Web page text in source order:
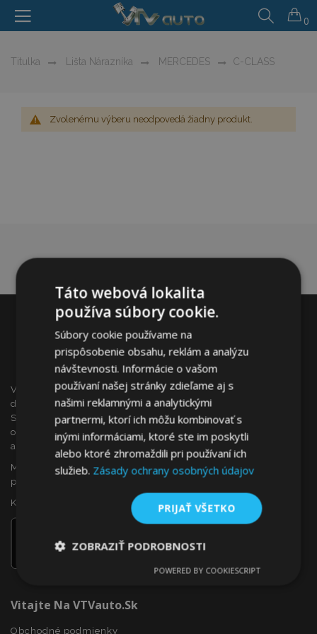
0
Titulka Lišta Nárazníka MERCEDES C-CLASS
Zvolenému výberu neodpovedá žiadny produkt.
VTVauto je maloobchodným predajcom a veľkoobchodným
dodávateľom autopríslušenstva a autodoplnkov na
Slovensku, ako sú napr.: ozdobné kryty kolies (puklice),
okenné deflektory, autopoťahy, autorohože, chrómové kryty
a rámy, ...
Máte záujem o dropshipping, alebo sa chcete stať našim
partnerom?
Kontaktujte nás ešte dnes!
Vitajte Na VTVauto.sk
Obchodné podmienky
Táto webová lokalita
používa súbory cookie.
Súbory cookie používame na
prispôsobenie obsahu, reklám a analýzu
návštevnosti. Informácie o vašom
používaní našej stránky zdieľame aj s
našimi reklamnými a analytickými
partnermi, ktorí ich môžu kombinovať s
inými informáciami, ktoré ste im poskytli
alebo ktoré zhromaždili pri používaní ich
služieb. Zásady ochrany osobných údajov
PRIJAŤ VŠETKO
ZOBRAZIŤ PODROBNOSTI
Výkonnosť Cielenie
POWERED BY COOKIESCRIPT